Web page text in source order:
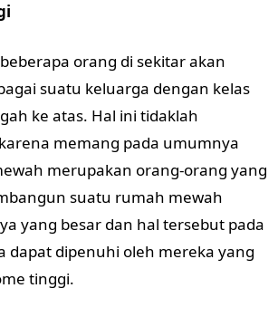
orang di sekitar akan
suatu keluarga dengan kelas
ke atas. Hal ini tidaklah
memang pada umumnya
merupakan orang-orang yang
suatu rumah mewah
yang besar dan hal tersebut pada
dapat dipenuhi oleh mereka yang
tinggi.